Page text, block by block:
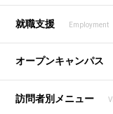
就職支援 Employment
オープンキャンパス
訪問者別メニュー